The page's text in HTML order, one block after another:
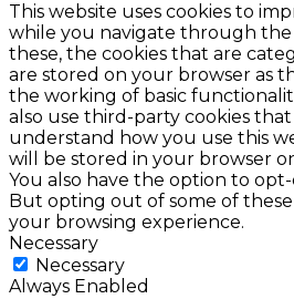
This website uses cookies to
while you navigate through
these, the cookies that are
are stored on your browser as
the working of basic
also use third-party cookies
understand how you use this
will be stored in your browser
You also have the option to
But opting out of some of
your browsing experience.
Necessary
Necessary
Always Enabled